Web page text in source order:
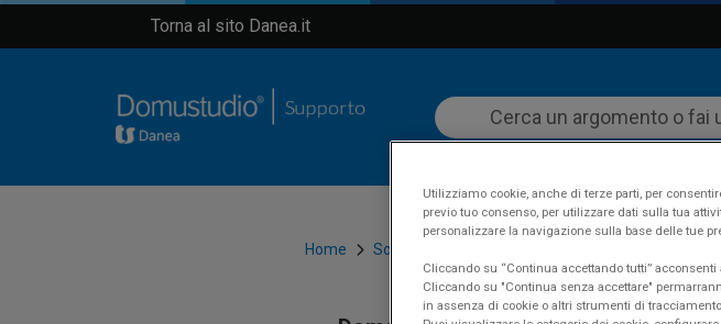
Torna al sito Danea.it
Home Software
Utilizziamo cookie, anche di terze parti, per
previo tuo consenso, per utilizzare dati sulla tua
personalizzare la navigazione sulla base delle tue
Cliccando su “Continua accettando tutti” acconsenti
Cliccando su "Continua senza accettare"
in assenza di cookie o altri strumenti di